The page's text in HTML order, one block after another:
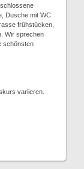
Dusche mit WC
frühstücken,
Wir sprechen
schönsten
variieren.